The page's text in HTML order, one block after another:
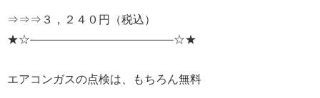
⇒⇒⇒３，２４０円（税込）
★☆————————————–☆★
エアコンガスの点検は、もちろん無料